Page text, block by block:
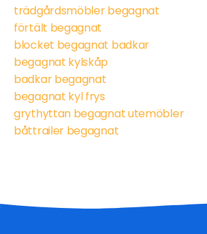
trädgårdsmöbler begagnat
förtält begagnat
blocket begagnat badkar
begagnat kylskåp
badkar begagnat
begagnat kyl frys
grythyttan begagnat utemöbler
båttrailer begagnat